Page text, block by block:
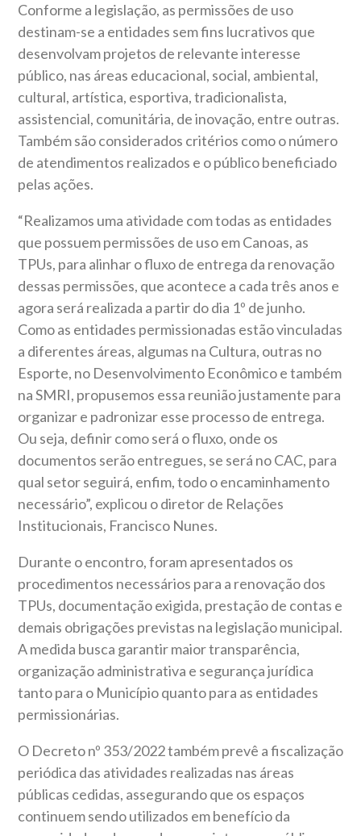
Conforme a legislação, as permissões de uso
destinam-se a entidades sem fins lucrativos que
desenvolvam projetos de relevante interesse
público, nas áreas educacional, social, ambiental,
cultural, artística, esportiva, tradicionalista,
assistencial, comunitária, de inovação, entre outras.
Também são considerados critérios como o número
de atendimentos realizados e o público beneficiado
pelas ações.
“Realizamos uma atividade com todas as entidades
que possuem permissões de uso em Canoas, as
TPUs, para alinhar o fluxo de entrega da renovação
dessas permissões, que acontece a cada três anos e
agora será realizada a partir do dia 1º de junho.
Como as entidades permissionadas estão vinculadas
a diferentes áreas, algumas na Cultura, outras no
Esporte, no Desenvolvimento Econômico e também
na SMRI, propusemos essa reunião justamente para
organizar e padronizar esse processo de entrega.
Ou seja, definir como será o fluxo, onde os
documentos serão entregues, se será no CAC, para
qual setor seguirá, enfim, todo o encaminhamento
necessário”, explicou o diretor de Relações
Institucionais, Francisco Nunes.
Durante o encontro, foram apresentados os
procedimentos necessários para a renovação dos
TPUs, documentação exigida, prestação de contas e
demais obrigações previstas na legislação municipal.
A medida busca garantir maior transparência,
organização administrativa e segurança jurídica
tanto para o Município quanto para as entidades
permissionárias.
O Decreto nº 353/2022 também prevê a fiscalização
periódica das atividades realizadas nas áreas
públicas cedidas, assegurando que os espaços
continuem sendo utilizados em benefício da